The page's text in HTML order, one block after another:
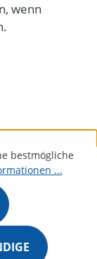
wenn
bestmögliche
...